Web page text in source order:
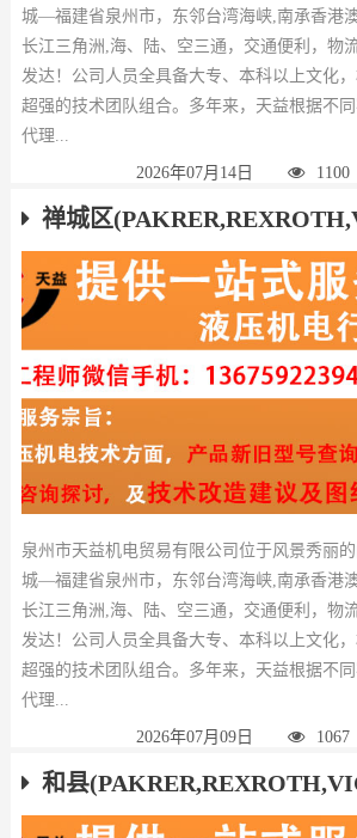
城—福建省泉州市，东邻台湾海峡,南承香港
长江三角洲,海、陆、空三通，交通便利，物
发达！公司人员全具备大专、本科以上文化，
超强的技术团队组合。多年来，天益根据不
代理...
2026年07月14日 1100
禅城区
泉州市天益机电贸易有限公司位于风景秀丽
城—福建省泉州市，东邻台湾海峡,南承香港
长江三角洲,海、陆、空三通，交通便利，物
发达！公司人员全具备大专、本科以上文化，
超强的技术团队组合。多年来，天益根据不
代理...
2026年07月09日 1067
和县